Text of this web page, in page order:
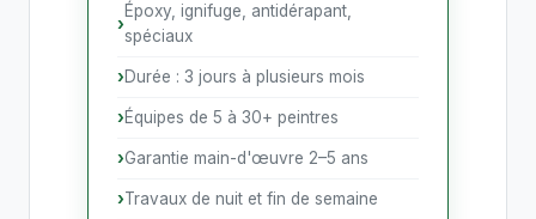
Époxy, ignifuge, antidérapant,
spéciaux
Durée : 3 jours à plusieurs mois
Équipes de 5 à 30+ peintres
Garantie main-d'œuvre 2–5 ans
Travaux de nuit et fin de semaine